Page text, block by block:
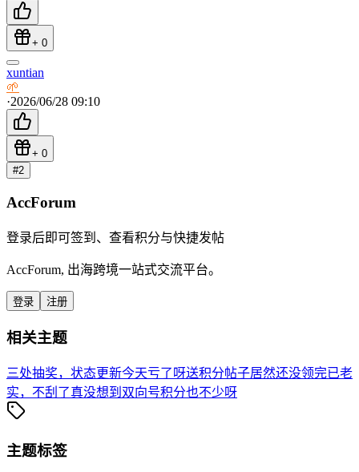
+ 0
xuntian
🌱
·2026/06/28 09:10
+ 0
#2
AccForum
登录后即可签到、查看积分与快捷发帖
AccForum, 出海跨境一站式交流平台。
登录 注册
相关主题
三处抽奖，状态更新今天亏了呀送积分帖子居然还没领完已老
实，不刮了真没想到双向号积分也不少呀
主题标签